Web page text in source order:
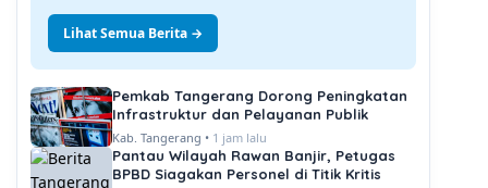
Lihat Semua Berita →
Pemkab Tangerang Dorong Peningkatan
Infrastruktur dan Pelayanan Publik
Kab. Tangerang • 1 jam lalu
Pantau Wilayah Rawan Banjir, Petugas
BPBD Siagakan Personel di Titik Kritis